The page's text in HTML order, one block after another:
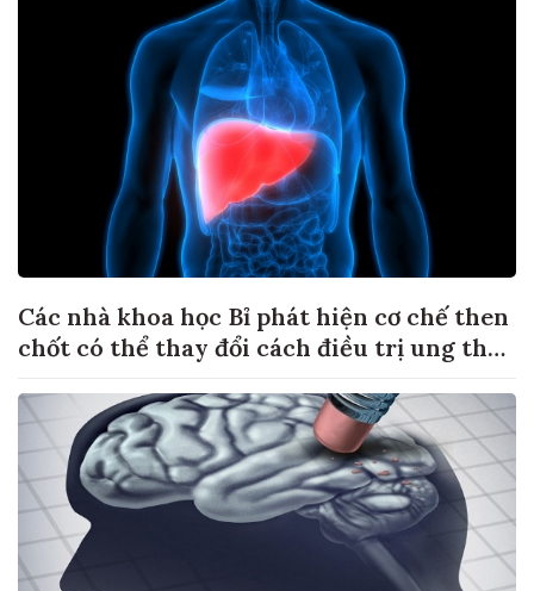
Các nhà khoa học Bỉ phát hiện cơ chế then
chốt có thể thay đổi cách điều trị ung thư